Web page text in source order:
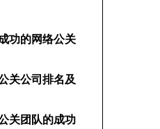
功的网络公关
关公司排名及
关团队的成功